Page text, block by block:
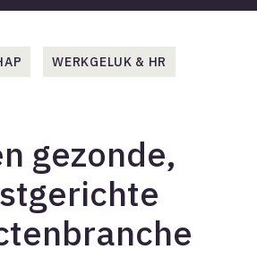
WERKGELUK & HR
gezonde,